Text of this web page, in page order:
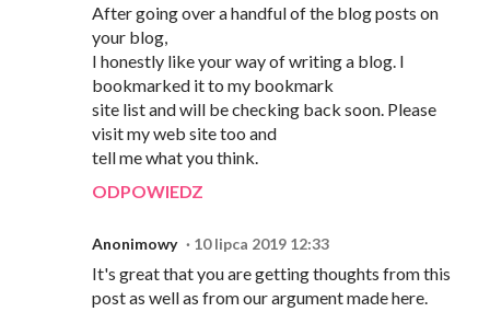
After going over a handful of the blog posts on
your blog,
I honestly like your way of writing a blog. I
bookmarked it to my bookmark
site list and will be checking back soon. Please
visit my web site too and
tell me what you think.
ODPOWIEDZ
Anonimowy 10 lipca 2019 12:33
It's great that you are getting thoughts from this
post as well as from our argument made here.